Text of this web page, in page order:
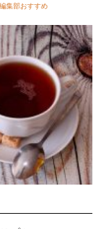
集部おすすめ